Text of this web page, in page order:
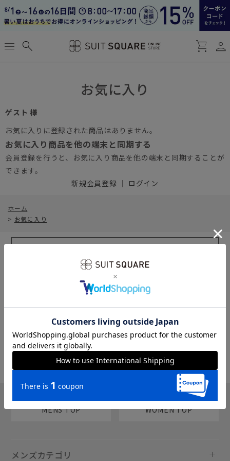
menu search shopping_cart person
お気に入り
ゲスト 様
お気に入りに登録された商品はありません。
お気に入り商品を他の端末と同期する
会員登録を行うと、お気に入り商品を他の端末と同期することが
できます。
新規会員登録 ｜ ログイン
ホーム
> お気に入り
sms
MENS TOP WOMEN TOP
メンズカテゴリ